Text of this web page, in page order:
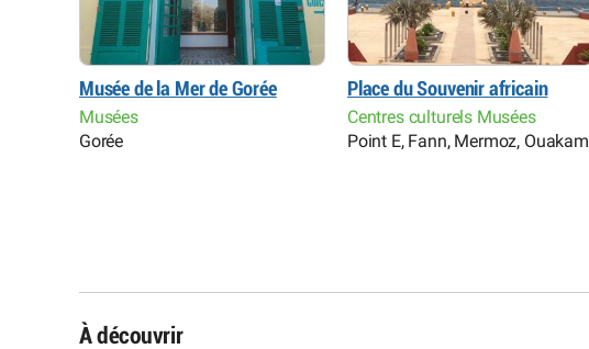
Musée de la Mer de Gorée
Musées
Gorée
Place du Souvenir africain
Centres culturels Musées
Point E, Fann, Mermoz, Ouakam
À découvrir